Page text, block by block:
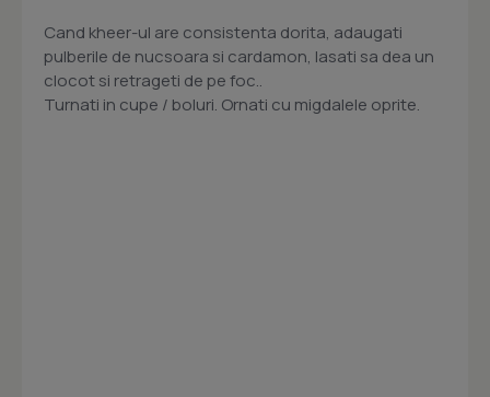
Cand kheer-ul are consistenta dorita, adaugati
pulberile de nucsoara si cardamon, lasati sa dea un
clocot si retrageti de pe foc..
Turnati in cupe / boluri. Ornati cu migdalele oprite.